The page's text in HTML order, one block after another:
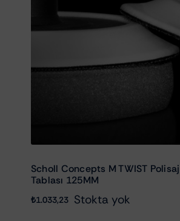
Scholl Concepts M TWIST
Tablası 125MM
₺1.033,23 Stokta yok